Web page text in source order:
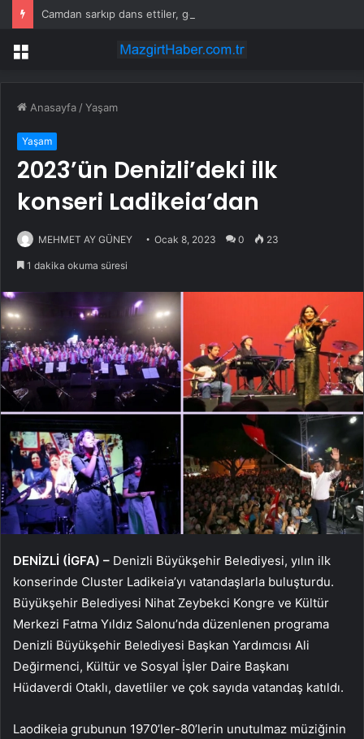
Camdan sarkıp dans ettiler, gelen cezayla şoke oldular
Menü
Anasayfa /Yaşam
Yaşam
2023’ün Denizli’deki ilk
konseri Ladikeia’dan
MEHMET AY GÜNEY Ocak 8, 2023 0 23
1 dakika okuma süresi
DENİZLİ (İGFA) – Denizli Büyükşehir Belediyesi, yılın ilk
konserinde Cluster Ladikeia’yı vatandaşlarla buluşturdu.
Büyükşehir Belediyesi Nihat Zeybekci Kongre ve Kültür
Merkezi Fatma Yıldız Salonu’nda düzenlenen programa
Denizli Büyükşehir Belediyesi Başkan Yardımcısı Ali
Değirmenci, Kültür ve Sosyal İşler Daire Başkanı
Hüdaverdi Otaklı, davetliler ve çok sayıda vatandaş katıldı.
Laodikeia grubunun 1970’ler-80’lerin unutulmaz müziğinin